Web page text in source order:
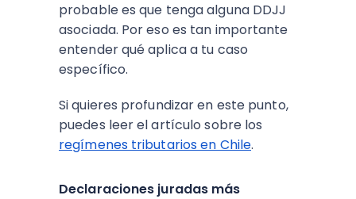
probable es que tenga alguna DDJJ
asociada. Por eso es tan importante
entender qué aplica a tu caso
específico.
Si quieres profundizar en este punto,
puedes leer el artículo sobre los
regímenes tributarios en Chile.
Declaraciones juradas más